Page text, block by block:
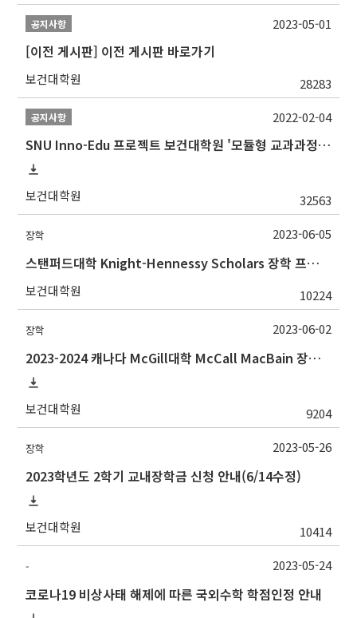
공지사항
[이전 게시판] 이전 게시판 바로가기
보건대학원 28283
2023-05-01
공지사항
SNU Inno-Edu 프로젝트 보건대학원 '모듈형 교과과정' 안내(revised 2022/2/28)
보건대학원 32563
2022-02-04
장학
스탠퍼드대학 Knight-Hennessy Scholars 장학 프로그램 지원 및 온라인 설명회
보건대학원 10224
2023-06-05
장학
2023-2024 캐나다 McGill대학 McCall MacBain 장학생 선발 안내
보건대학원 9204
2023-06-02
장학
2023학년도 2학기 교내장학금 신청 안내(6/14수정)
보건대학원 10414
2023-05-26
-
코로나19 비상사태 해제에 따른 국외수학 학점인정 안내
2023-05-24